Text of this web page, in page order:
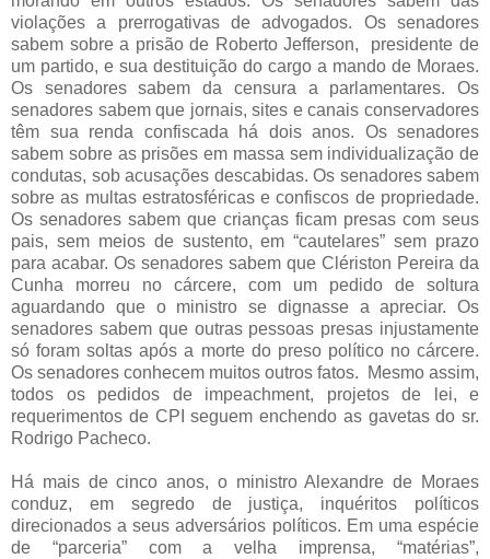
violações a prerrogativas de advogados. Os senadores
sabem sobre a prisão de Roberto Jefferson, presidente de
um partido, e sua destituição do cargo a mando de Moraes.
Os senadores sabem da censura a parlamentares. Os
senadores sabem que jornais, sites e canais conservadores
têm sua renda confiscada há dois anos. Os senadores
sabem sobre as prisões em massa sem individualização de
condutas, sob acusações descabidas. Os senadores sabem
sobre as multas estratosféricas e confiscos de propriedade.
Os senadores sabem que crianças ficam presas com seus
pais, sem meios de sustento, em “cautelares” sem prazo
para acabar. Os senadores sabem que Clériston Pereira da
Cunha morreu no cárcere, com um pedido de soltura
aguardando que o ministro se dignasse a apreciar. Os
senadores sabem que outras pessoas presas injustamente
só foram soltas após a morte do preso político no cárcere.
Os senadores conhecem muitos outros fatos. Mesmo assim,
todos os pedidos de impeachment, projetos de lei, e
requerimentos de CPI seguem enchendo as gavetas do sr.
Rodrigo Pacheco.
Há mais de cinco anos, o ministro Alexandre de Moraes
conduz, em segredo de justiça, inquéritos políticos
direcionados a seus adversários políticos. Em uma espécie
de “parceria” com a velha imprensa, “matérias”,